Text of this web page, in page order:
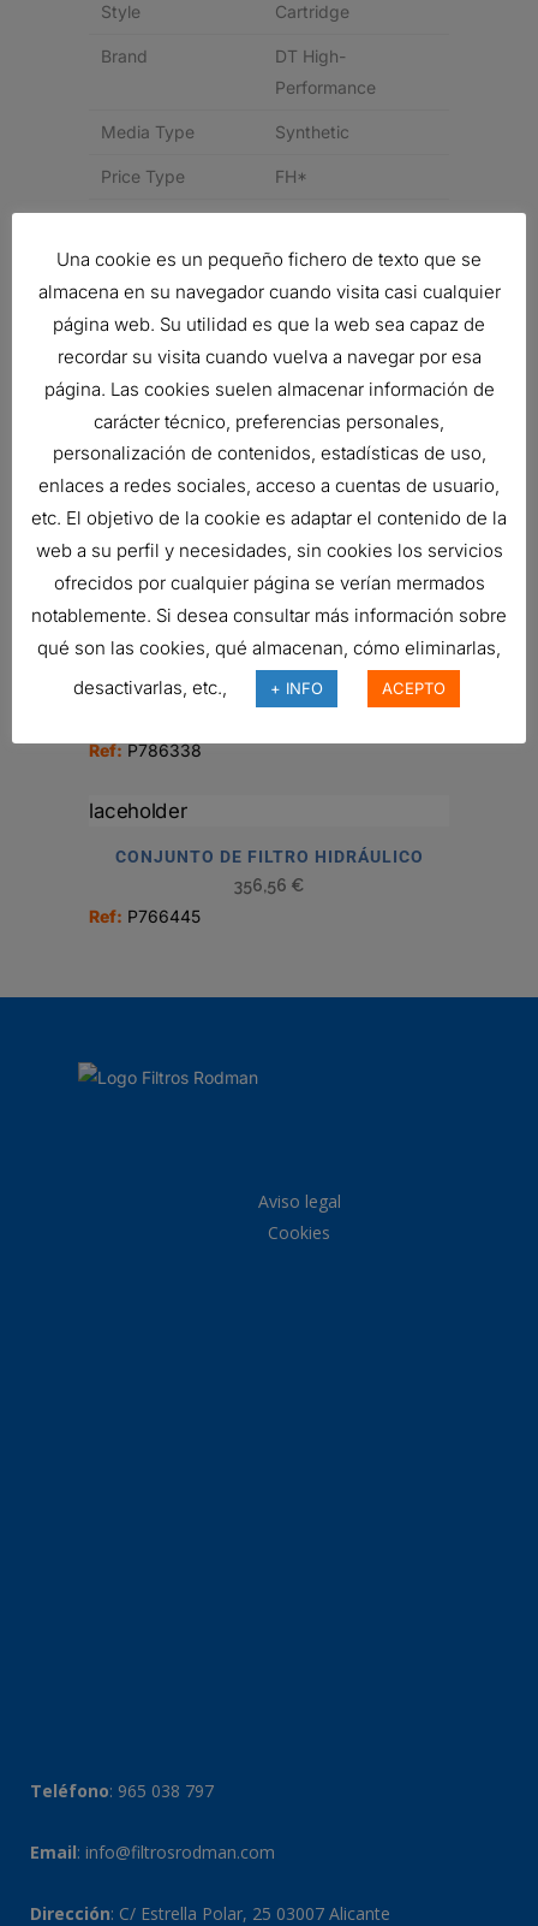
Style Cartridge
Brand
DT High-
Performance
Media Type Synthetic
Price Type FH*
Related products
BOTELLAS PARA MUESTRAS DE
PRUEBA
2,89€
Ref:P567861
MAN?METRO
Ref:P164745
VÁLVULA DE RETENCIÓN
Ref:P786338
CONJUNTO DE FILTRO HIDRÁULICO
356,56 €
Ref: P766445
Aviso legal
Cookies
Teléfono: 965 038 797
Email: info@filtrosrodman.com
Dirección: C/ Estrella Polar, 25 03007 Alicante
Una cookie es un pequeño fichero de texto que se
almacena en su navegador cuando visita casi cualquier
página web. Su utilidad es que la web sea capaz de
recordar su visita cuando vuelva a navegar por esa
página. Las cookies suelen almacenar información de
carácter técnico, preferencias personales,
personalización de contenidos, estadísticas de uso,
enlaces a redes sociales, acceso a cuentas de usuario,
etc. El objetivo de la cookie es adaptar el contenido de la
web a su perfil y necesidades, sin cookies los servicios
ofrecidos por cualquier página se verían mermados
notablemente. Si desea consultar más información sobre
qué son las cookies, qué almacenan, cómo eliminarlas,
desactivarlas, etc.,
+ INFO ACEPTO